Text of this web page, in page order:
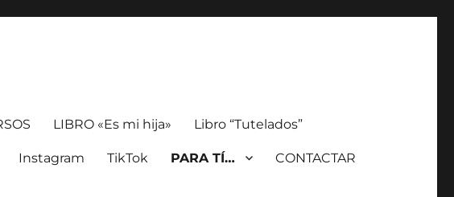
LIBRO «Es mi hija» Libro “Tutelados”
Instagram TikTok PARA TÍ… CONTACTAR